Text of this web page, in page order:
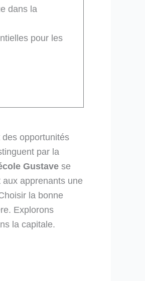
dans la
pour les
opportunités
par la
Gustave se
apprenants une
la bonne
Explorons
la capitale.